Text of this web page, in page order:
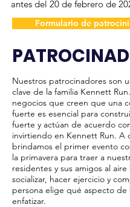
antes del 20 de febrero de
Formulario de
Nuestros patrocinadores son
clave de la familia Kennett
negocios que creen que una
fuerte es esencial para
fuerte y actúan de acuerdo
invirtiendo en Kennett Run. A
brindamos el primer evento
la primavera para traer a
residentes y sus amigos al
socializar, hacer ejercicio y
persona elige qué aspecto de
enfatizar.